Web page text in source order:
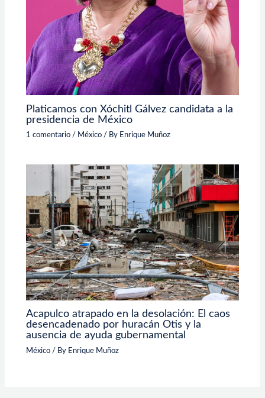
Platicamos con Xóchitl Gálvez candidata a la
presidencia de México
1 comentario / México / By Enrique Muñoz
Acapulco atrapado en la desolación: El caos
desencadenado por huracán Otis y la
ausencia de ayuda gubernamental
México / By Enrique Muñoz